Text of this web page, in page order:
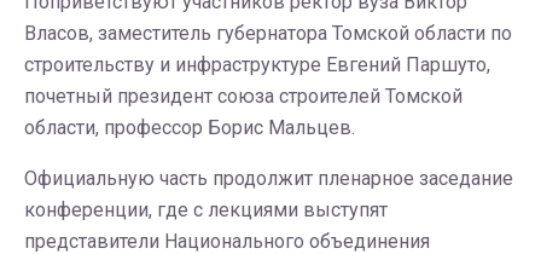
Власов, заместитель губернатора Томской области по
строительству и инфраструктуре Евгений Паршуто,
почетный президент союза строителей Томской
области, профессор Борис Мальцев.
Официальную часть продолжит пленарное заседание
конференции, где с лекциями выступят
представители Национального объединения